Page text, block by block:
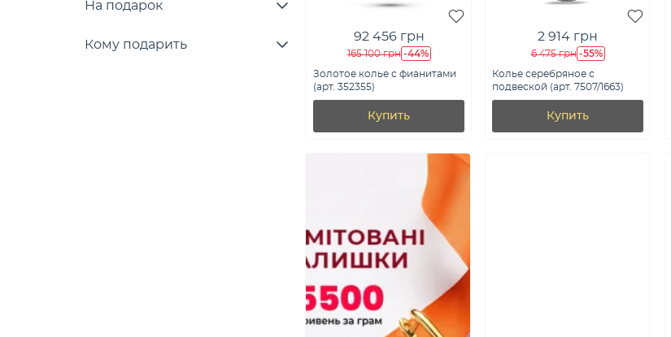
На подарок
Кому подарить
92 456 грн
165 100 грн -44%
Золотое колье с фианитами
(арт. 352355)
Купить
2 914 грн
6 475 грн -55%
Колье серебряное с
подвеской (арт. 7507/1663)
Купить